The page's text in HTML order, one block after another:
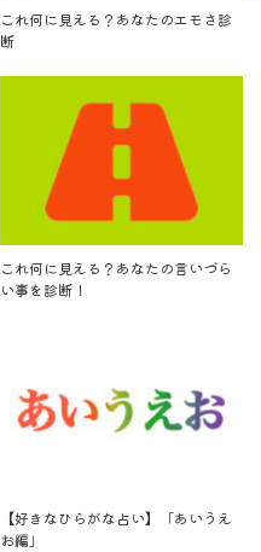
これ何に見える？あなたのエモさ診
断
これ何に見える？あなたの言いづら
い事を診断！
【好きなひらがな占い】「あいうえ
お編」